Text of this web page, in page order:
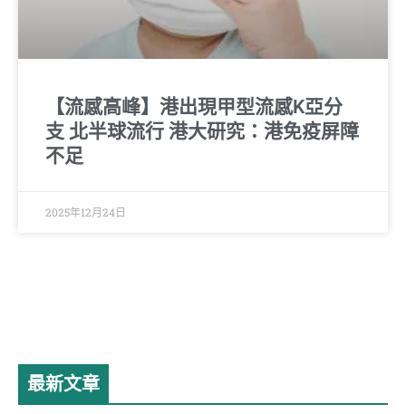
【流感高峰】港出現甲型流感K亞分
支 北半球流行 港大研究：港免疫屏障
不足
2025年12月24日
最新文章